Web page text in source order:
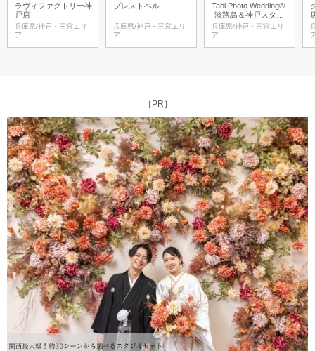
ラヴィファクトリー神
戸店
兵庫県/神戸・三宮エリ
ア
プレストベル
兵庫県/神戸・三宮エリ
ア
Tabi Photo Wedding®︎
-淡路島＆神戸スタジ
オ-
兵庫県/神戸・三宮エリ
ア
［PR］